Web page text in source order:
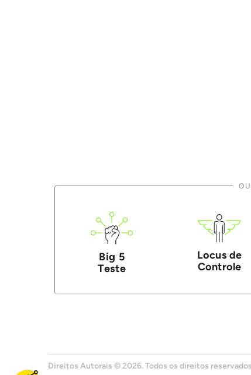
Big 5
Teste
Locus de
Controle
Direitos Autorais © 2026. Todos os direitos